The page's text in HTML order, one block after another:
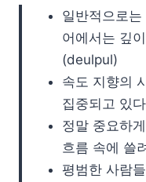
일반적으로
어에서는 깊
(deulpul)
속도 지향의
집중되고 있
정말 중요하
흐름 속에 쓸
평범한 사람